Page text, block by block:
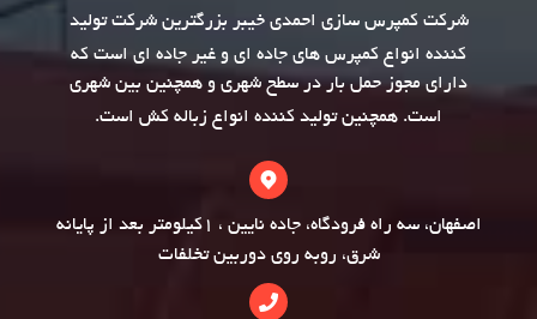
شرکتکمپرس سازی احمدی خیبر بزرگترین شرکت تولید
کننده انواع کمپرس های جاده ای و غیر جاده ای است که
دارای مجوز حمل بار در سطح شهری و همچنین بین شهری
است. همچنین تولید کننده انواع زباله کش است.
اصفهان، سه راه فرودگاه، جاده نایین ، 1کیلومتر بعد از پایانه
شرق، روبه روی دوربین تخلفات